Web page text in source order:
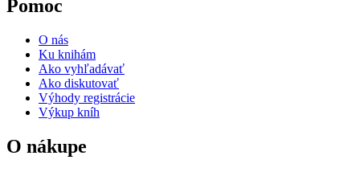
Pomoc
O nás
Ku knihám
Ako vyhľadávať
Ako diskutovať
Výhody registrácie
Výkup kníh
O nákupe